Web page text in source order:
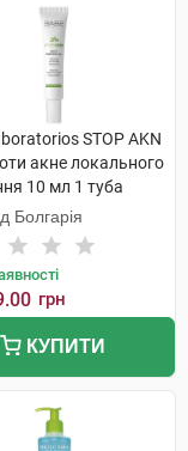
STOP AKN
акне локального
10 мл 1 туба
Болгарія
грн
КУПИТИ